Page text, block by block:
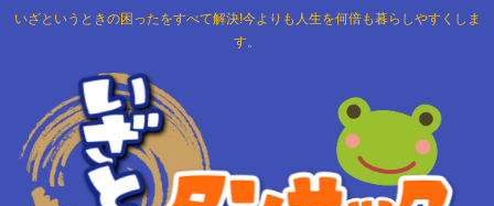
いざというときの困ったをすべて解決!今よりも人生を何倍も暮らしやすくしま
す。